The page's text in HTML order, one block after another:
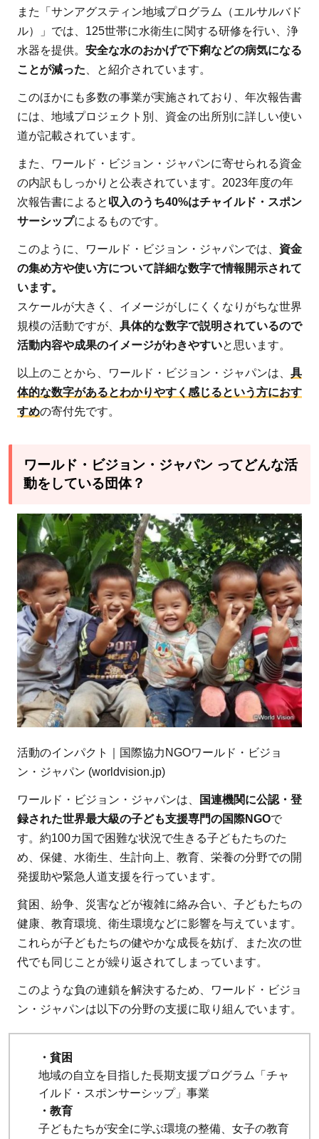
また「サンアグスティン地域プログラム（エルサルバド
ル）」では、125世帯に水衛生に関する研修を行い、浄
水器を提供。 安全な水のおかげで下痢などの病気になる
ことが減った 、と紹介されています。
このほかにも多数の事業が実施されており、年次報告書
には、地域プロジェクト別、資金の出所別に詳しい使い
道が記載されています。
また、ワールド・ビジョン・ジャパンに寄せられる資金
の内訳もしっかりと公表されています。2023年度の年
次報告書によると 収入のうち40%はチャイルド・スポン
サーシップによるものです。
このように、ワールド・ビジョン・ジャパンでは、 資金
の集め方や使い方について詳細な数字で情報開示されて
います。
スケールが大きく、イメージがしにくくなりがちな世界
規模の活動ですが、 具体的な数字で説明されているので
活動内容や成果のイメージがわきやすいと思います。
以上のことから、ワールド・ビジョン・ジャパンは、 具
体的な数字があるとわかりやすく感じるという方におす
すめの寄付先です。
ワールド・ビジョン・ジャパン ってどんな活
動をしている団体？
活動のインパクト｜国際協力NGOワールド・ビジョ
ン・ジャパン (worldvision.jp)
ワールド・ビジョン・ジャパンは、
国連機関に公認・登
録された世界最大級の子ども支援専門の国際NGOで
す。約100カ国で困難な状況で生きる子どもたちのた
め、保健、水衛生、生計向上、教育、栄養の分野での開
発援助や緊急人道支援を行っています。
貧困、紛争、災害などが複雑に絡み合い、子どもたちの
健康、教育環境、衛生環境などに影響を与えています。
これらが子どもたちの健やかな成長を妨げ、また次の世
代でも同じことが繰り返されてしまっています。
このような負の連鎖を解決するため、ワールド・ビジョ
ン・ジャパンは以下の分野の支援に取り組んでいます。
・貧困
地域の自立を目指した長期支援プログラム「チャ
イルド・スポンサーシップ」事業
・教育
子どもたちが安全に学ぶ環境の整備、女子の教育